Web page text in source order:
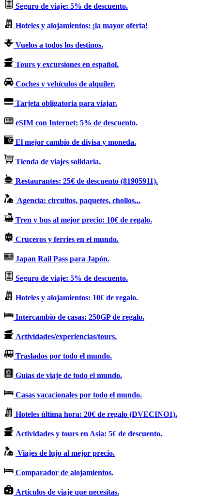
Seguro de viaje: 5% de descuento.
Hoteles y alojamientos: ¡la mayor oferta!
Vuelos a todos los destinos.
Tours y excursiones en español.
Coches y vehículos de alquiler.
Tarjeta obligatoria para viajar.
eSIM con Internet: 5% de descuento.
El mejor cambio de divisa y moneda.
Tienda de viajes solidaria.
Restaurantes: 25€ de descuento (81905911).
Agencia: circuitos, paquetes, chollos...
Tren y bus al mejor precio: 10€ de regalo.
Cruceros y ferries en el mundo.
Japan Rail Pass para Japón.
Seguro de viaje: 5% de descuento.
Hoteles y alojamientos: 10€ de regalo.
Intercambio de casas: 250GP de regalo.
Actividades/experiencias/tours.
Traslados por todo el mundo.
Guías de viaje de todo el mundo.
Casas vacacionales por todo el mundo.
Hoteles última hora: 20€ de regalo (DVECINO1).
Actividades y tours en Asia: 5€ de descuento.
Viajes de lujo al mejor precio.
Comparador de alojamientos.
Artículos de viaje que necesitas.